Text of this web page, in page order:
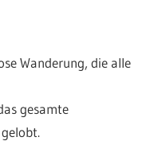
Wanderung, die alle
gesamte